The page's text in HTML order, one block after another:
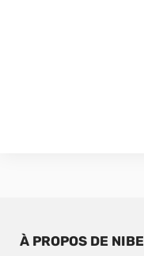
À PROPOS DE NIBE